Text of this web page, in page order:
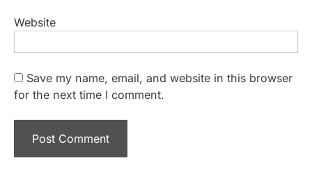
Website
Save my name, email, and website in this browser
for the next time I comment.